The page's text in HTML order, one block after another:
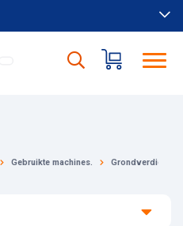
Gebruikte machines. Grondverdichting